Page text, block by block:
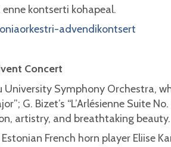
kontserti kohapeal.
advendikontsert
Concert
Symphony Orchestra,
G. Bizet’s “L’Arlésienne Suite
artistry, and breathtaking beauty.
French horn player Eliise